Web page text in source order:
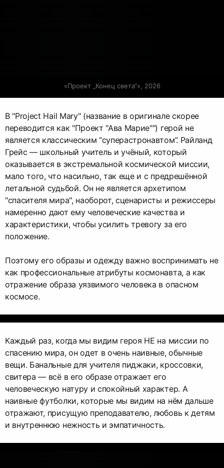
«Проект „Конец света“», 2026
В "Project Hail Mary" (название в оригинале скорее
переводится как "Проект "Ава Марие"") герой не
является классическим “суперастронавтом”. Райланд
Грейс — школьный учитель и учёный, который
оказывается в экстремальной космической миссии,
мало того, что насильно, так еще и с предрешённой
летальной судьбой. Он не является архетипом
"спасителя мира", наоборот, сценаристы и режиссеры
намеренно дают ему человеческие качества и
характеристики, чтобы усилить тревогу за его
положение.
Поэтому его образы и одежду важно воспринимать не
как профессиональные атрибуты космонавта, а как
отражение образа уязвимого человека в опасном
космосе.
Каждый раз, когда мы видим героя НЕ на миссии по
спасению мира, он одет в очень наивные, обычные
вещи. Банальные для учителя пиджаки, кроссовки,
свитера — всё в его образе отражает его
человеческую натуру и спокойный характер. А
наивные футболки, которые мы видим на нём дальше
отражают, присущую преподавателю, любовь к детям
и внутреннюю нежность и эмпатичность.